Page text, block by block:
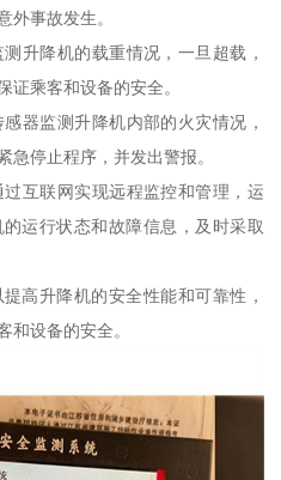
外事故发生。
升降机的载重情况，一旦超载，
证乘客和设备的安全。
器监测升降机内部的火灾情况，
急停止程序，并发出警报。
互联网实现远程监控和管理，运
运行状态和故障信息，及时采取
高升降机的安全性能和可靠性，
和设备的安全。